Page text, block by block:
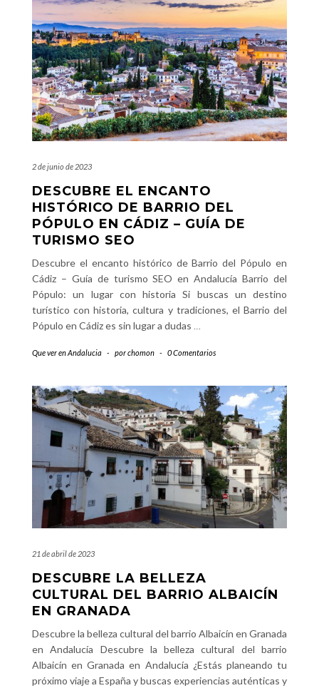
2 de junio de 2023
DESCUBRE EL ENCANTO
HISTÓRICO DE BARRIO DEL
PÓPULO EN CÁDIZ – GUÍA DE
TURISMO SEO
Descubre el encanto histórico de Barrio del Pópulo en
Cádiz – Guía de turismo SEO en Andalucía Barrio del
Pópulo: un lugar con historia Si buscas un destino
turístico con historia, cultura y tradiciones, el Barrio del
Pópulo en Cádiz es sin lugar a dudas …
Que ver en Andalucia - porchomon - 0 Comentarios
21 de abril de 2023
DESCUBRE LA BELLEZA
CULTURAL DEL BARRIO ALBAICÍN
EN GRANADA
Descubre la belleza cultural del barrio Albaicín en Granada
en Andalucía Descubre la belleza cultural del barrio
Albaicín en Granada en Andalucía ¿Estás planeando tu
próximo viaje a España y buscas experiencias auténticas y